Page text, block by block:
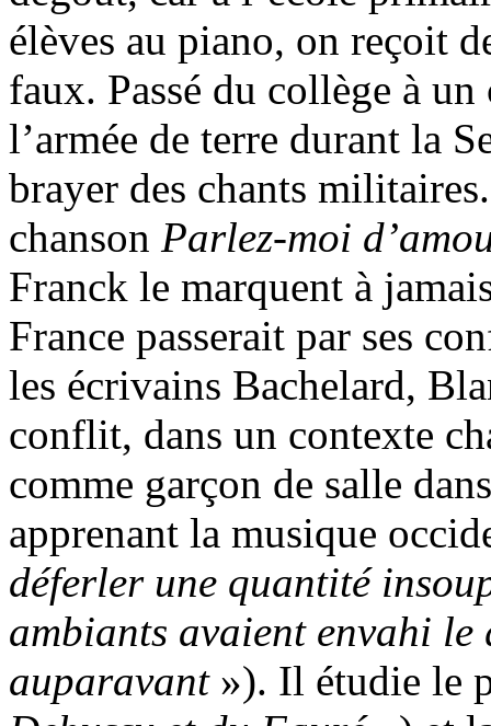
élèves au piano, on reçoit
faux. Passé du collège à
l’armée de terre durant la
brayer des chants
chanson Parlez-moi
Franck le marquent à
France passerait par ses
les écrivains Bachelard,
conflit, dans un contexte
comme garçon de salle
apprenant la musique
déferler une quantité
ambiants avaient envahi
auparavant»). Il étudie le